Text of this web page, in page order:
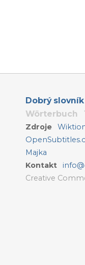
Dobrý slovník
Wörterbuch
Zdroje
Majka
Kontakt
Creative